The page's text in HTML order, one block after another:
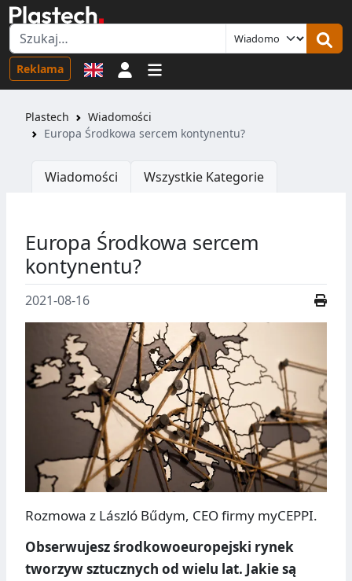
Reklama Logowanie
Plastech
Wiadomości
Europa Środkowa sercem kontynentu?
Wiadomości Wszystkie Kategorie
Europa Środkowa sercem
kontynentu?
2021-08-16
Rozmowa z László Bűdym, CEO firmy myCEPPI.
Obserwujesz środkowoeuropejski rynek
tworzyw sztucznych od wielu lat. Jakie są